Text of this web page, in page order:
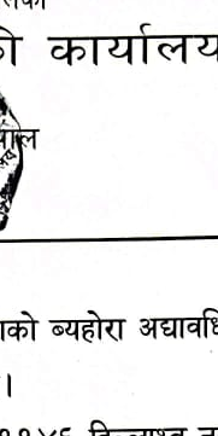
व्यवस्थापनको जिम्मेवारी
लगाउने सम्बन्धमा ।
सम्बन्धी सार्वजनिक सूचना